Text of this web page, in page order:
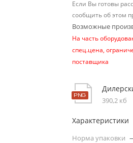
Если Вы готовы
сообщить об этом
Возможные
На часть
спец.цена,
поставщика
390,2 кб
Характеристики
Норма упаковки